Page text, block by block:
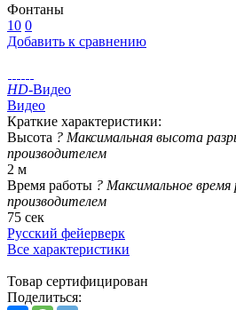
Фонтаны
10 0
Добавить к сравнению
HD-Видео
Видео
Краткие характеристики:
Высота ? Максимальная высота
производителем
2 м
Время работы ? Максимальное
производителем
75 сек
Русский фейерверк
Все характеристики
Товар сертифицирован
Поделиться: